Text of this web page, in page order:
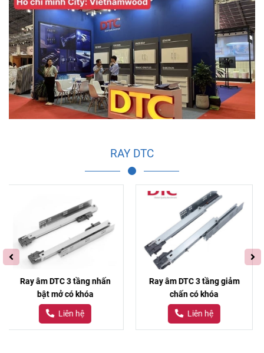
RAY DTC
Ray âm DTC 3 tầng giảm
chấn có khóa
Liên hệ
Ray âm DTC 2 tầng giảm
chấn có khóa
Liên hệ